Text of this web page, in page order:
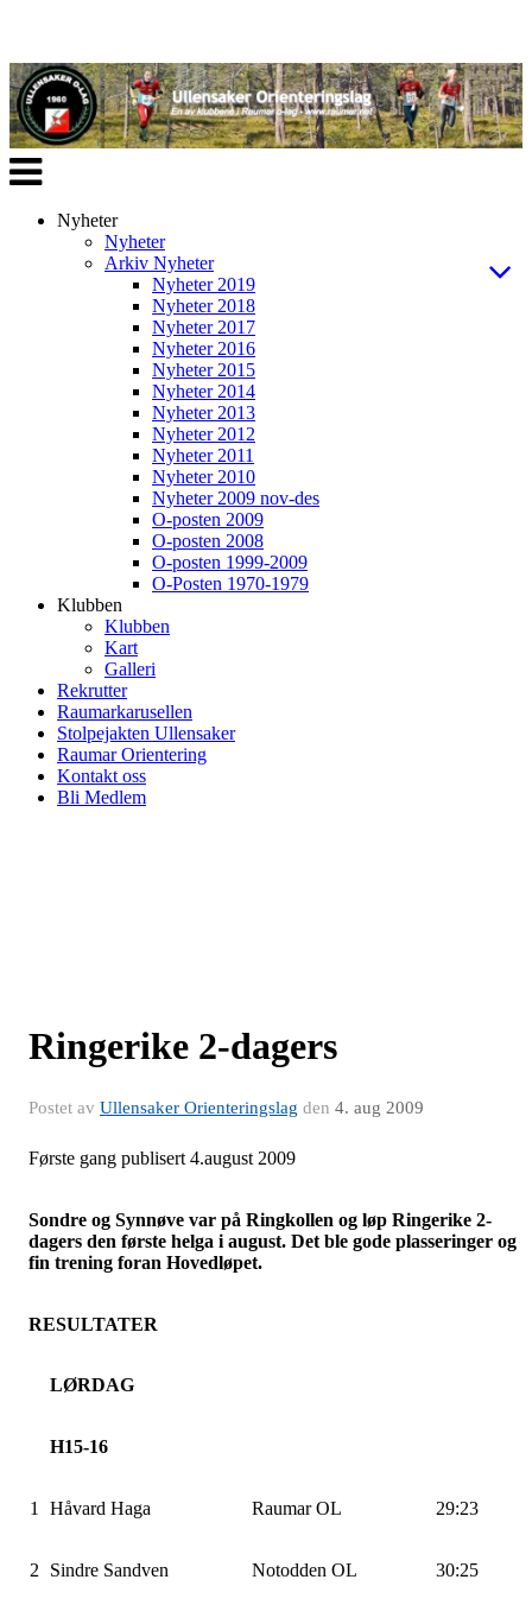
Veksle
navigasjon
Nyheter
Nyheter
Arkiv Nyheter
Nyheter 2019
Nyheter 2018
Nyheter 2017
Nyheter 2016
Nyheter 2015
Nyheter 2014
Nyheter 2013
Nyheter 2012
Nyheter 2011
Nyheter 2010
Nyheter 2009 nov-des
O-posten 2009
O-posten 2008
O-posten 1999-2009
O-Posten 1970-1979
Klubben
Klubben
Kart
Galleri
Rekrutter
Raumarkarusellen
Stolpejakten Ullensaker
Raumar Orientering
Kontakt oss
Bli Medlem
Ringerike 2-dagers
Postet av Ullensaker Orienteringslag den 4. aug 2009
Første gang publisert 4.august 2009
Sondre og Synnøve var på Ringkollen og løp Ringerike 2-
dagers den første helga i august. Det ble gode plasseringer og
fin trening foran Hovedløpet.
RESULTATER
LØRDAG
H15-16
1 Håvard Haga Raumar OL 29:23
2 Sindre Sandven Notodden OL 30:25